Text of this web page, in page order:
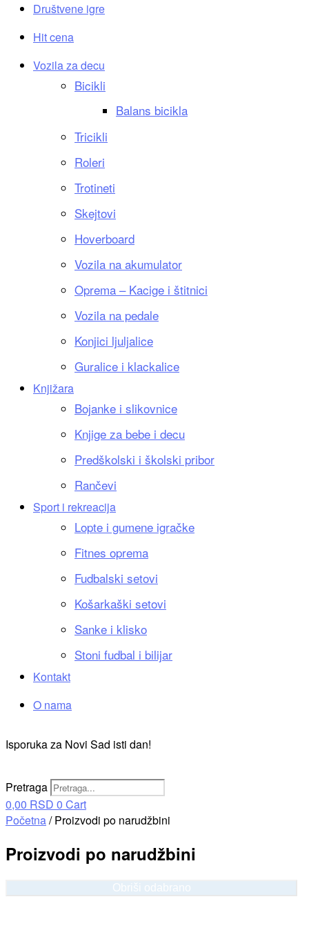
Društvene igre
Hit cena
Vozila za decu
Bicikli
Balans bicikla
Tricikli
Roleri
Trotineti
Skejtovi
Hoverboard
Vozila na akumulator
Oprema – Kacige i štitnici
Vozila na pedale
Konjici ljuljalice
Guralice i klackalice
Knjižara
Bojanke i slikovnice
Knjige za bebe i decu
Predškolski i školski pribor
Rančevi
Sport i rekreacija
Lopte i gumene igračke
Fitnes oprema
Fudbalski setovi
Košarkaški setovi
Sanke i klisko
Stoni fudbal i bilijar
Kontakt
O nama
Isporuka za Novi Sad isti dan!
Pretraga
0,00 RSD 0 Cart
Početna/ Proizvodi po narudžbini
Proizvodi po narudžbini
Obriši odabrano